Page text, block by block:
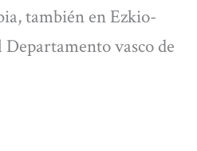
también en Ezkio-
Departamento vasco de